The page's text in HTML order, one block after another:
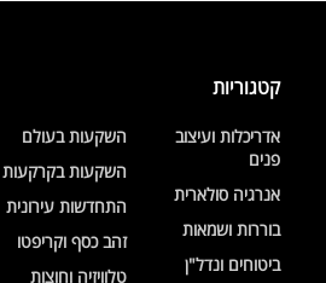
קטגוריות
אדריכלות ועיצוב
פנים
אנרגיה סולארית
בוררות ושמאות
ביטוחים ונדל"ן
השקעות בעולם
השקעות בקרקעות
התחדשות עירונית
זהב כסף וקריפטו
טלוויזיה וחוצות